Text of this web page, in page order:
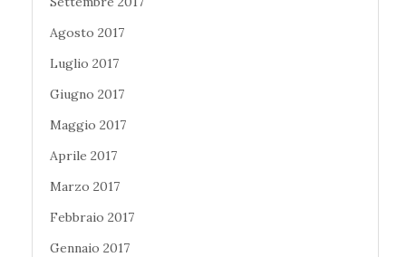
Agosto 2017
Luglio 2017
Giugno 2017
Maggio 2017
Aprile 2017
Marzo 2017
Febbraio 2017
Gennaio 2017